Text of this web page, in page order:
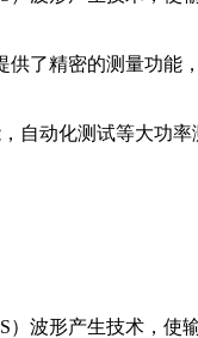
了精密的测量功能
自动化测试等大功率
波形产生技术，使